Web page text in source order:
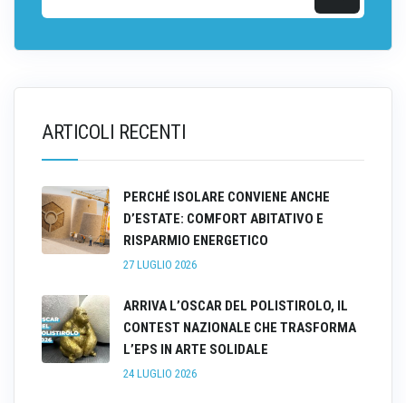
ARTICOLI RECENTI
PERCHÉ ISOLARE CONVIENE ANCHE
D’ESTATE: COMFORT ABITATIVO E
RISPARMIO ENERGETICO
27 LUGLIO 2026
ARRIVA L’OSCAR DEL POLISTIROLO, IL
CONTEST NAZIONALE CHE TRASFORMA
L’EPS IN ARTE SOLIDALE
24 LUGLIO 2026